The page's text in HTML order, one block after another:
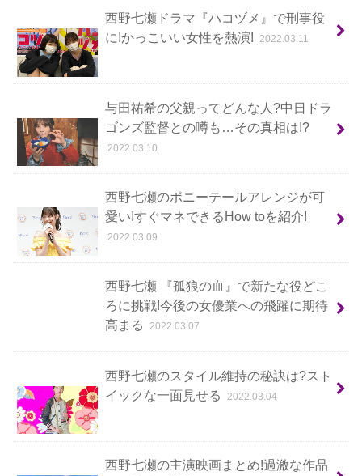
西野七瀬ドラマ『ハコヅメ』で刑事役
に!かっこいい女性を熱演!
2022.03.11
与田祐希の父親ってどんな人?中日ドラ
ゴンズ監督との噂も…その真相は!?
2022.03.10
西野七瀬のポニーテールアレンジが可
愛い!すぐマネできるHow toを紹介!
2022.03.09
西野七瀬 『孤狼の血』で新たな役どこ
ろに挑戦!今後の女優業への飛躍に期待
高まる
2022.03.07
西野七瀬のスタイル維持の秘訣は?スト
イックな一面見せる
2022.03.04
西野七瀬の主演映画まとめ!過激な作品